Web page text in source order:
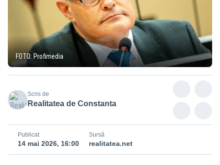
FOTO: Profimedia
Scris de
Realitatea de Constanta
Publicat
14 mai 2026, 16:00
Sursă
realitatea.net